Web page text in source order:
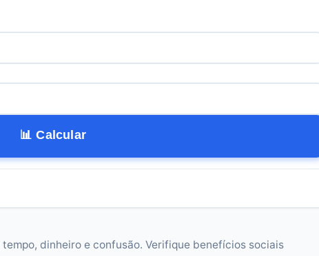
📊 Calcular
dinheiro e confusão. Verifique benefícios sociais